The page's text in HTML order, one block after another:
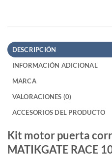
DESCRIPCIÓN
INFORMACIÓN ADICIONAL
MARCA
VALORACIONES (0)
ACCESORIOS DEL PRODUCTO
Kit motor puerta
MATIKGATE RACE